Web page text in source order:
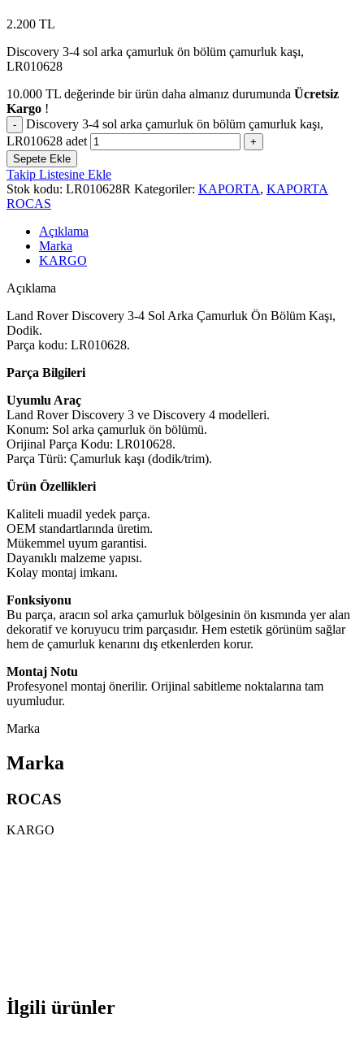
2.200 TL
Discovery 3-4 sol arka çamurluk ön bölüm çamurluk kaşı,
LR010628
10.000 TL değerinde bir ürün daha almanız durumunda Ücretsiz
Kargo !
Discovery 3-4 sol arka çamurluk ön bölüm çamurluk kaşı,
LR010628 adet
Sepete Ekle
Takip Listesine Ekle
Stok kodu: LR010628R Kategoriler: KAPORTA, KAPORTA
ROCAS
Açıklama
Marka
KARGO
Açıklama
Land Rover Discovery 3-4 Sol Arka Çamurluk Ön Bölüm Kaşı,
Dodik.
Parça kodu: LR010628.
Parça Bilgileri
Uyumlu Araç
Land Rover Discovery 3 ve Discovery 4 modelleri.
Konum: Sol arka çamurluk ön bölümü.
Orijinal Parça Kodu: LR010628.
Parça Türü: Çamurluk kaşı (dodik/trim).
Ürün Özellikleri
Kaliteli muadil yedek parça.
OEM standartlarında üretim.
Mükemmel uyum garantisi.
Dayanıklı malzeme yapısı.
Kolay montaj imkanı.
Fonksiyonu
Bu parça, aracın sol arka çamurluk bölgesinin ön kısmında yer alan
dekoratif ve koruyucu trim parçasıdır. Hem estetik görünüm sağlar
hem de çamurluk kenarını dış etkenlerden korur.
Montaj Notu
Profesyonel montaj önerilir. Orijinal sabitleme noktalarına tam
uyumludur.
Marka
Marka
ROCAS
KARGO
İlgili ürünler